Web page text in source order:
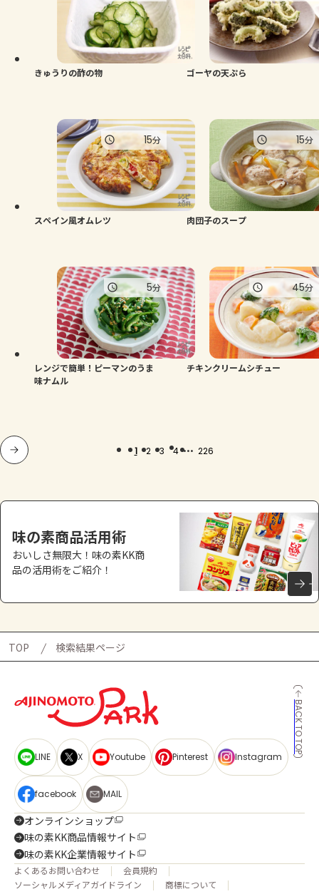
きゅうりの酢の物 ゴーヤの天ぷら
スペイン風オムレツ
15分
肉団子のスープ
15分
レンジで簡単！ピーマンのうま
味ナムル
5分
チキンクリームシチュー
45分
1 2 3 4 ... 226
味の素商品活用術
おいしさ無限大！味の素KK商
品の活用術をご紹介！
TOP 検索結果ページ
BACK TO TOP
LINE X Youtube Pinterest Instagram
facebook MAIL
オンラインショップ
味の素KK商品情報サイト
味の素KK企業情報サイト
よくあるお問い合わせ
会員規約
ソーシャルメディアガイドライン
商標について